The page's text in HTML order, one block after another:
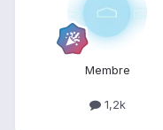
Membre
1,2k